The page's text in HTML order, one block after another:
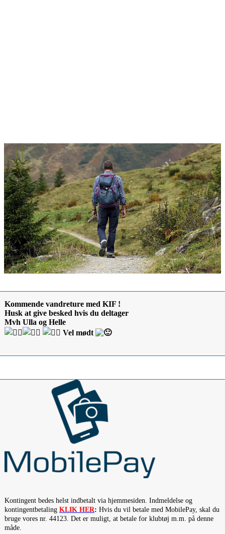
Kommende vandreture med KIF !
Husk at give besked hvis du deltager
Mvh Ulla og Helle
Vel mødt
Kontingent bedes helst indbetalt via hjemmesiden. Indmeldelse og
kontingentbetaling KLIK HER: Hvis du vil betale med MobilePay, skal du
bruge vores nr. 44123. Det er muligt, at betale for klubtøj m.m. på denne
måde.